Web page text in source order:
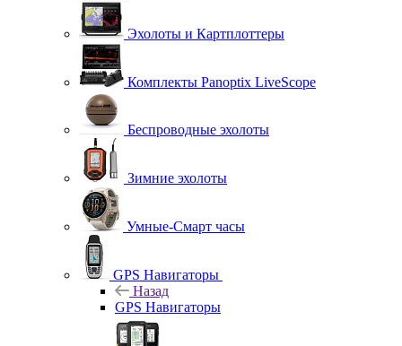
Эхолоты и Картплоттеры
Комплекты Panoptix LiveScope
Беспроводные эхолоты
Зимние эхолоты
Умные-Смарт часы
GPS Навигаторы
Назад
GPS Навигаторы